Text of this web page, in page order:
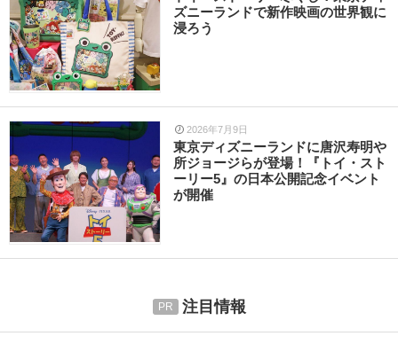
ズニーランドで新作映画の世界観に
浸ろう
2026年7月9日
東京ディズニーランドに唐沢寿明や
所ジョージらが登場！『トイ・スト
ーリー5』の日本公開記念イベント
が開催
注目情報